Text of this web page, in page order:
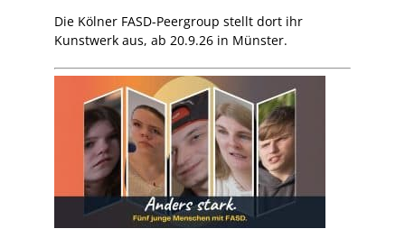
Die Kölner FASD-Peergroup stellt dort ihr
Kunstwerk aus, ab 20.9.26 in Münster.